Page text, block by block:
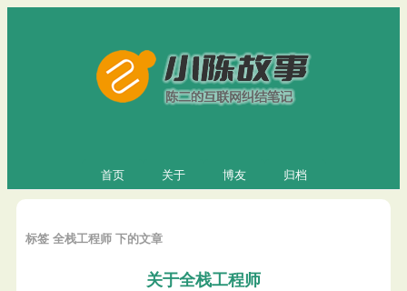
首页 关于 博友 归档
标签 全栈工程师 下的文章
关于全栈工程师